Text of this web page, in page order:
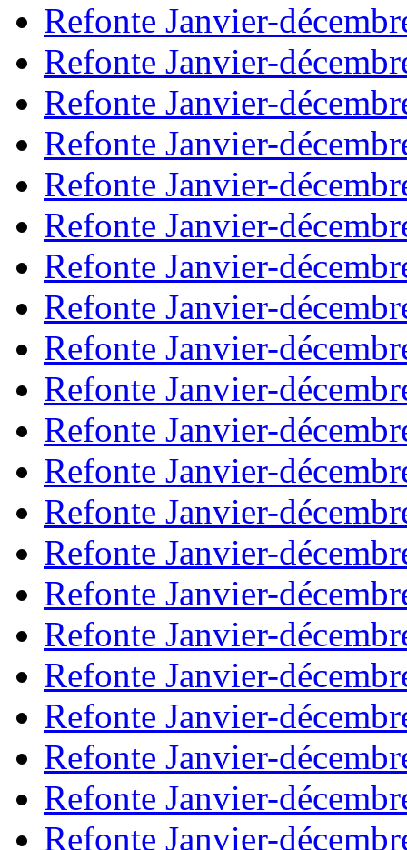
Refonte Janvier-
Refonte Janvier-
Refonte Janvier-
Refonte Janvier-
Refonte Janvier-
Refonte Janvier-
Refonte Janvier-
Refonte Janvier-
Refonte Janvier-
Refonte Janvier-
Refonte Janvier-
Refonte Janvier-
Refonte Janvier-
Refonte Janvier-
Refonte Janvier-
Refonte Janvier-
Refonte Janvier-
Refonte Janvier-
Refonte Janvier-
Refonte Janvier-
Refonte Janvier-